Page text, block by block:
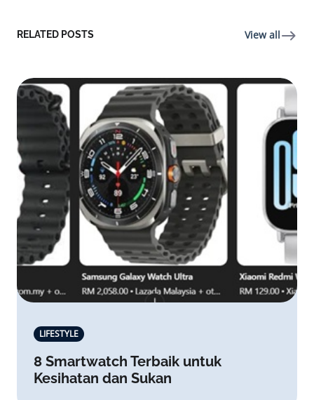
RELATED POSTS View all
LIFESTYLE
8 Smartwatch Terbaik untuk
Kesihatan dan Sukan